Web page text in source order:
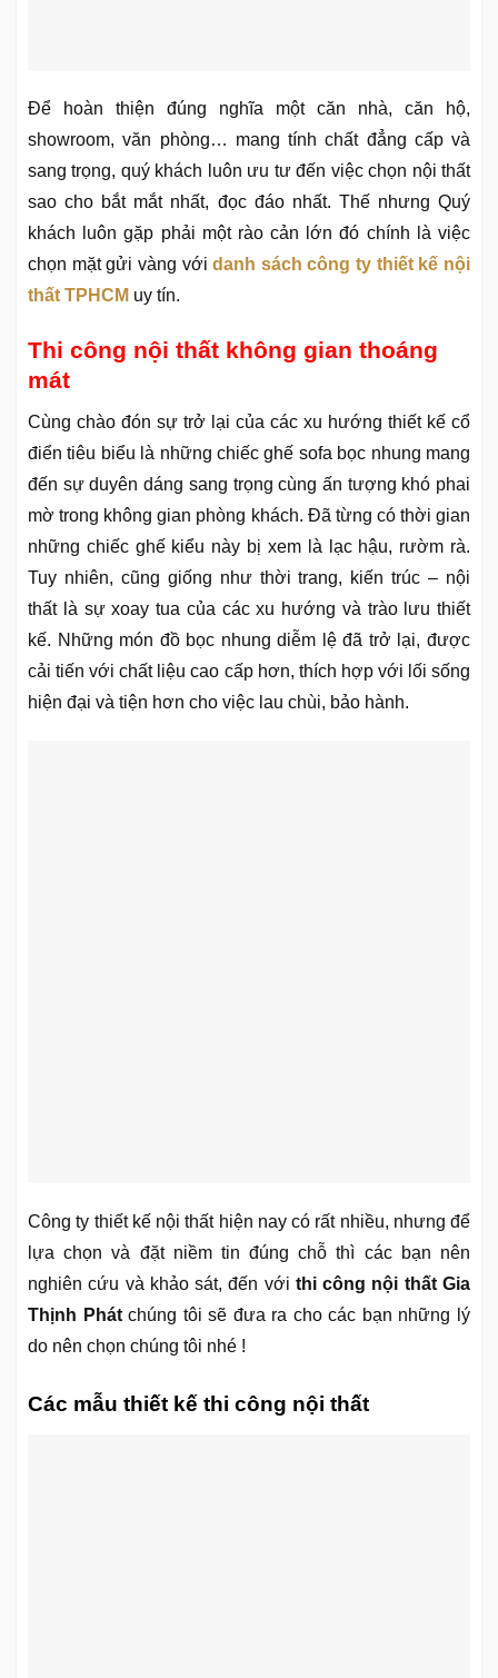
Để hoàn thiện đúng nghĩa một căn nhà, căn hộ,
showroom, văn phòng… mang tính chất đẳng cấp và
sang trọng, quý khách luôn ưu tư đến việc chọn nội thất
sao cho bắt mắt nhất, đọc đáo nhất. Thế nhưng Quý
khách luôn gặp phải một rào cản lớn đó chính là việc
chọn mặt gửi vàng vớidanh sách công ty thiết kế nội
thất TPHCM uy tín.
Thi công nội thất không gian thoáng
mát
Cùng chào đón sự trở lại của các xu hướng thiết kế cổ
điển tiêu biểu là những chiếc ghế sofa bọc nhung mang
đến sự duyên dáng sang trọng cùng ấn tượng khó phai
mờ trong không gian phòng khách. Đã từng có thời gian
những chiếc ghế kiểu này bị xem là lạc hậu, rườm rà.
Tuy nhiên, cũng giống như thời trang, kiến trúc – nội
thất là sự xoay tua của các xu hướng và trào lưu thiết
kế. Những món đồ bọc nhung diễm lệ đã trở lại, được
cải tiến với chất liệu cao cấp hơn, thích hợp với lối sống
hiện đại và tiện hơn cho việc lau chùi, bảo hành.
Công ty thiết kế nội thất hiện nay có rất nhiều, nhưng để
lựa chọn và đặt niềm tin đúng chỗ thì các bạn nên
nghiên cứu và khảo sát, đến với thi công nội thất Gia
Thịnh Phátchúng tôi sẽ đưa ra cho các bạn những lý
do nên chọn chúng tôi nhé !
Các mẫu thiết kế thi công nội thất